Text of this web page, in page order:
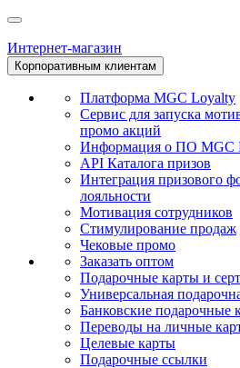
Интернет-магазин
Корпоративным клиентам
Платформа MGC Loyalty
Сервис для запуска
промо акций
Информация о ПО MGC
API Каталога призов
Интеграция призового
лояльности
Мотивация сотрудников
Стимулирование продаж
Чековые промо
Заказать оптом
Подарочные карты и
Универсальная
Банковские подарочные
Переводы на личные
Целевые карты
Подарочные ссылки